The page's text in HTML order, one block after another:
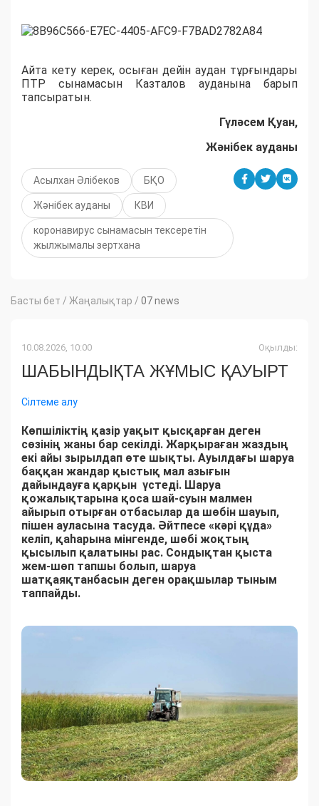
Айта кету керек, осыған дейін аудан тұрғындары
ПТР сынамасын Казталов ауданына барып
тапсыратын.
Гүләсем Қуан,
Жәнібек ауданы
Асылхан Әлібеков БҚО
Жәнібек ауданы КВИ
коронавирус сынамасын тексеретін
жылжымалы зертхана
Басты бет / Жаңалықтар / 07 news
10.08.2026, 10:00 Оқылды:
ШАБЫНДЫҚТА ЖҰМЫС ҚАУЫРТ
Сілтеме алу
Көпшіліктің қазір уақыт қысқарған деген
сөзінің жаны бар секілді. Жарқыраған жаздың
екі айы зырылдап өте шықты. Ауылдағы шаруа
баққан жандар қыстық мал азығын
дайындауға қарқын үстеді. Шаруа
қожалықтарына қоса шай-суын малмен
айырып отырған отбасылар да шөбін шауып,
пішен ауласына тасуда. Әйтпесе «кәрі құда»
келіп, қаһарына мінгенде, шөбі жоқтың
қысылып қалатыны рас. Сондықтан қыста
жем-шөп тапшы болып, шаруа
шатқаяқтанбасын деген орақшылар тыным
таппайды.